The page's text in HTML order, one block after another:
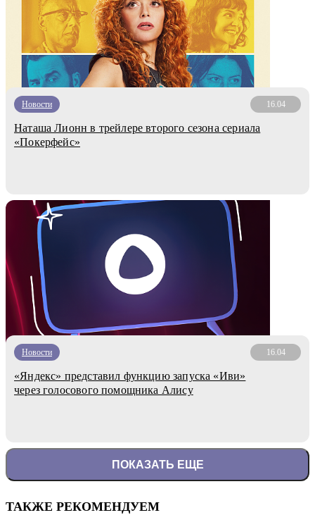
Новости 16.04
Наташа Лионн в трейлере второго сезона сериала
«Покерфейс»
Новости 16.04
«Яндекс» представил функцию запуска «Иви»
через голосового помощника Алису
ПОКАЗАТЬ ЕЩЕ
ТАКЖЕ РЕКОМЕНДУЕМ